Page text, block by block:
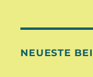
NEUESTE